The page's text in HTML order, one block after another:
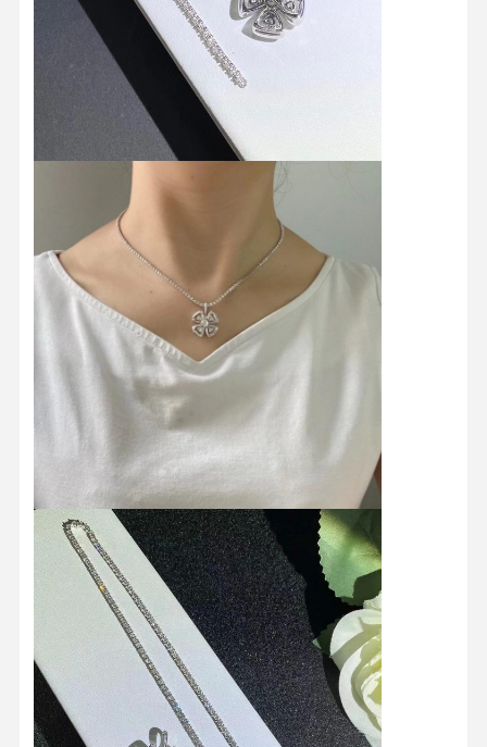
Visita Della
Fabbrica
Controllo
Della Qualità
Chiedi Un
Preventivo
Anelli di diamanti da 18K
Braccialetto in oro 18KT
Collare per ciondolo da 18K
Braccialetti d'oro da 18K
Braccialetto di orologio di diamante
Orecchini d'oro da 18 carati
Brocca in oro da 18K
Set di gioielli da 18K
14K Diamond Bangle
Anello d' oro da 14 carati
14CT Braccialetto in oro